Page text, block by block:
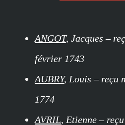
ANGOT, Jacques –
février 1743
AUBRY, Louis – reçu
1774
AVRIL, Etienne –